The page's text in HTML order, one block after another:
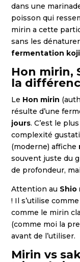
dans une
poisson qui
mirin a cette
sans les
fermentation koji
Hon mirin,
la
Le Hon mirin
résulte d’une
jours. C’est le
complexité
(moderne) affiche
souvent juste du
de profondeur,
Attention au Shio
! Il s’utilise
comme le mirin
(comme moi la
avant de l’utiliser.
Mirin vs